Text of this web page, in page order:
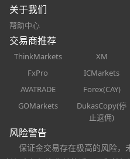
关于我们
帮助中心
交易商推荐
ThinkMarkets XM
FxPro
ICMarkets
AVATRADE
Forex(CAY)
GOMarkets
DukasCopy(停
止返佣)
风险警告
保证金交易存在极高的风险，